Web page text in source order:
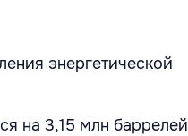
энергетической
на 3,15 млн баррелей